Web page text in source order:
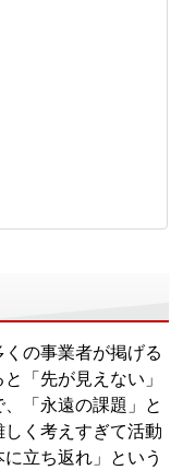
くの事業者が掲げる
「先が見えない」
「永遠の課題」と
く考えすぎて活動
立ち返れ」という